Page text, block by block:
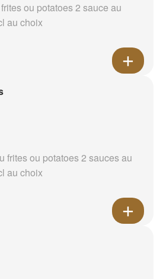
ou potatoes 2 sauce au
au choix
frites ou potatoes 2 sauces au
au choix